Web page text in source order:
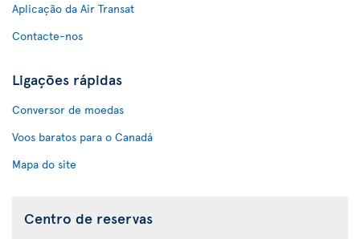
Aplicação da Air Transat
Contacte-nos
Ligações rápidas
Conversor de moedas
Voos baratos para o Canadá
Mapa do site
Centro de reservas